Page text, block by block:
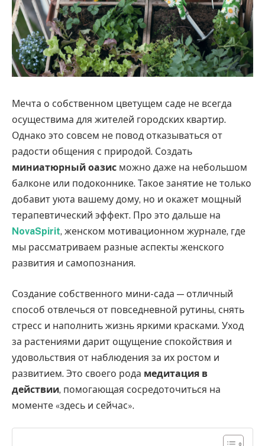
Мечта о собственном цветущем саде не всегда
осуществима для жителей городских квартир.
Однако это совсем не повод отказываться от
радости общения с природой. Создать
миниатюрный оазис можно даже на небольшом
балконе или подоконнике. Такое занятие не только
добавит уюта вашему дому, но и окажет мощный
терапевтический эффект. Про это дальше на
NovaSpirit, женском мотивационном журнале, где
мы рассматриваем разные аспекты женского
развития и самопознания.
Создание собственного мини-сада — отличный
способ отвлечься от повседневной рутины, снять
стресс и наполнить жизнь яркими красками. Уход
за растениями дарит ощущение спокойствия и
удовольствия от наблюдения за их ростом и
развитием. Это своего рода медитация в
действии, помогающая сосредоточиться на
моменте «здесь и сейчас».